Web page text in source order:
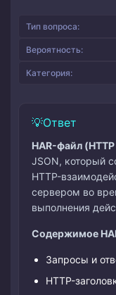
Тип вопроса:
Вероятность:
Категория:
Ответ
HAR-файл
JSON, который
HTTP-
сервером во
выполнения
Содержимое
Запросы и
HTTP-